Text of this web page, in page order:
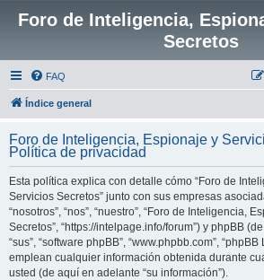
Foro de Inteligencia,
Secretos
FAQ
Índice general
Foro de Inteligencia, Espionaje y
Política de privacidad
Esta política explica con detalle cómo “Foro de
Servicios Secretos” junto con sus empresas
“nosotros”, “nos”, “nuestro”, “Foro de Inteligencia,
Secretos”, “https://intelpage.info/forum”) y phpBB
“sus”, “software phpBB”, “www.phpbb.com”, “phpBB
emplean cualquier información obtenida durante
usted (de aquí en adelante “su información”).